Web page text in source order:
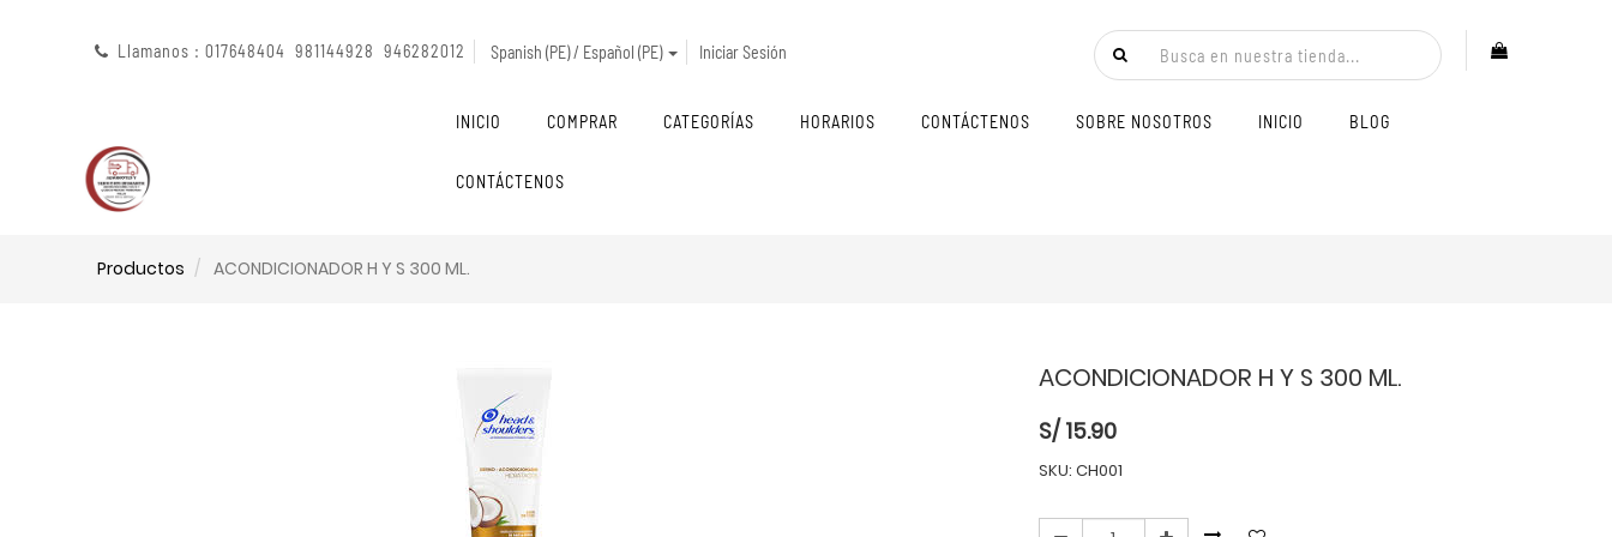
Llamanos : 017648404 981144928 946282012 Spanish (PE) / Español (PE) Iniciar Sesión
INICIO COMPRAR CATEGORÍAS HORARIOS CONTÁCTENOS SOBRE NOSOTROS INICIO BLOG
CONTÁCTENOS
Productos ACONDICIONADOR H Y S 300 ML.
ACONDICIONADOR H Y S 300 ML.
S/ 15.90
SKU: CH001